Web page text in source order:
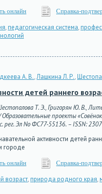
онлайн Справка-
,педагогическая система,
А. В.,Лашкина Л. Р.,
детей раннего
Т. Э., Григорян Ю. В.,
проекты
рег. Эл No ФС77-55136. – ISSN:
активности детей
городе
онлайн Справка-
возраст,природа родного края,